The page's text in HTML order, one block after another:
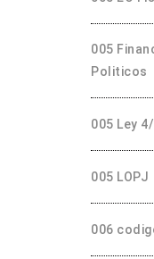
005
Politicos
005 Ley
005 LOPJ
006